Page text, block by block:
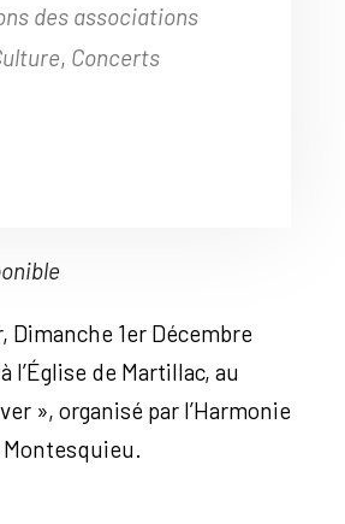
des associations
, Concerts
Dimanche 1er Décembre
l’Église de Martillac, au
», organisé par l’Harmonie
Montesquieu.